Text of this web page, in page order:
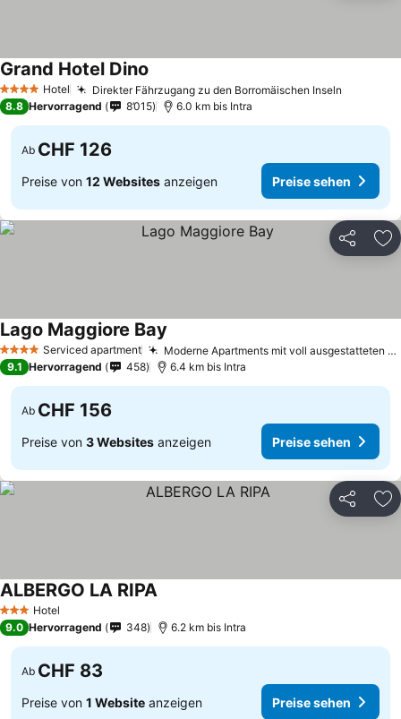
4 Sterne Hotel Direkter Fährzugang zu den Borromäischen Inseln
Grand Hotel Dino
8.8 Hervorragend 8’015 6.0 km bis Intra
Ab CHF 126
Preise von 12 Websites anzeigen Preise sehen
Teilen
4 Sterne Serviced apartment Moderne Apartments mit voll ausgestatteten Küchen
Lago Maggiore Bay
9.1 Hervorragend 458 6.4 km bis Intra
Ab CHF 156
Preise von 3 Websites anzeigen Preise sehen
Teilen
3 SterneHotel
ALBERGO LA RIPA
9.0 Hervorragend 348 6.2 km bis Intra
Ab CHF 83
Preise von 1 Website anzeigen Preise sehen